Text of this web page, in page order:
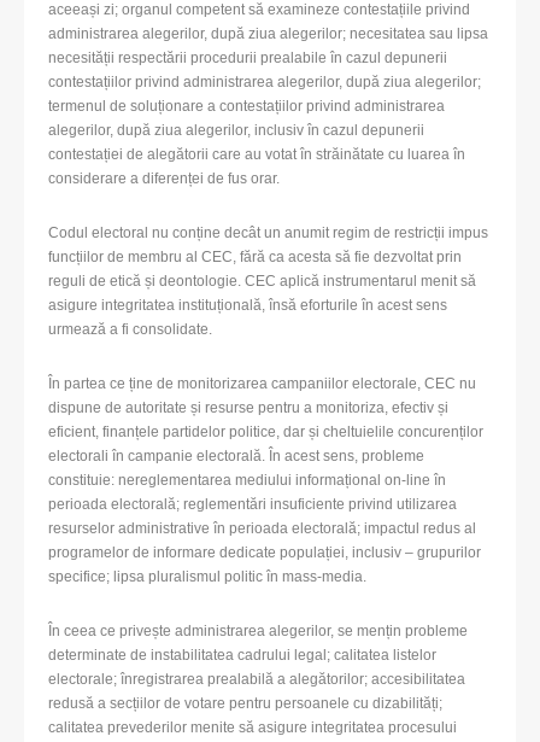
aceeași zi; organul competent să examineze contestațiile privind
administrarea alegerilor, după ziua alegerilor; necesitatea sau lipsa
necesității respectării procedurii prealabile în cazul depunerii
contestațiilor privind administrarea alegerilor, după ziua alegerilor;
termenul de soluționare a contestațiilor privind administrarea
alegerilor, după ziua alegerilor, inclusiv în cazul depunerii
contestației de alegătorii care au votat în străinătate cu luarea în
considerare a diferenței de fus orar.
Codul electoral nu conține decât un anumit regim de restricții impus
funcțiilor de membru al CEC, fără ca acesta să fie dezvoltat prin
reguli de etică și deontologie. CEC aplică instrumentarul menit să
asigure integritatea instituțională, însă eforturile în acest sens
urmează a fi consolidate.
În partea ce ține de monitorizarea campaniilor electorale, CEC nu
dispune de autoritate și resurse pentru a monitoriza, efectiv și
eficient, finanțele partidelor politice, dar și cheltuielile concurenților
electorali în campanie electorală. În acest sens, probleme
constituie: nereglementarea mediului informațional on-line în
perioada electorală; reglementări insuficiente privind utilizarea
resurselor administrative în perioada electorală; impactul redus al
programelor de informare dedicate populației, inclusiv – grupurilor
specifice; lipsa pluralismul politic în mass-media.
În ceea ce privește administrarea alegerilor, se mențin probleme
determinate de instabilitatea cadrului legal; calitatea listelor
electorale; înregistrarea prealabilă a alegătorilor; accesibilitatea
redusă a secțiilor de votare pentru persoanele cu dizabilități;
calitatea prevederilor menite să asigure integritatea procesului